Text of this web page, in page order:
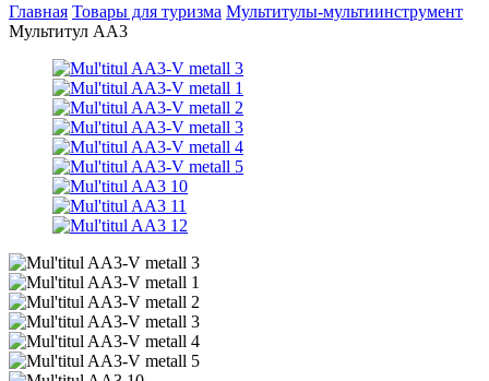
Главная Товары для туризма Мультитулы-мультиинструмент
Мультитул АА3